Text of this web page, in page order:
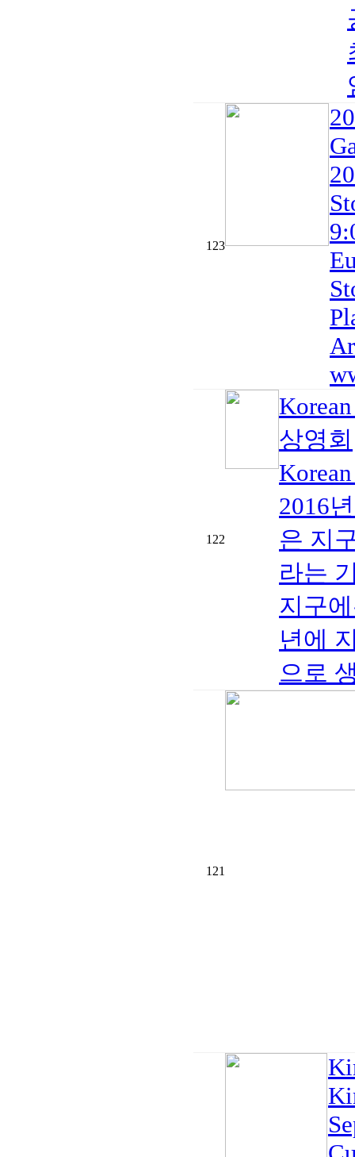
123
122
상영회
2016
은 지
라는
지구
년에
으로
121